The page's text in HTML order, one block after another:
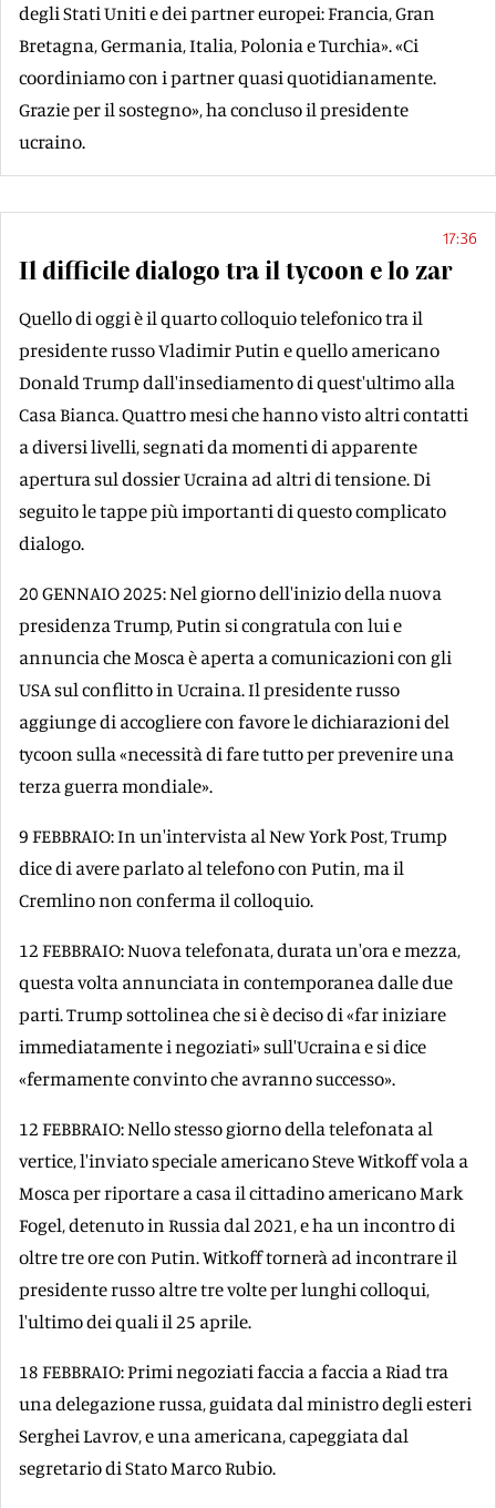
degli Stati Uniti e dei partner europei: Francia, Gran
Bretagna, Germania, Italia, Polonia e Turchia». «Ci
coordiniamo con i partner quasi quotidianamente.
Grazie per il sostegno», ha concluso il presidente
ucraino.
17:36
Il difficile dialogo tra il tycoon e lo zar
Quello di oggi è il quarto colloquio telefonico tra il
presidente russo Vladimir Putin e quello americano
Donald Trump dall'insediamento di quest'ultimo alla
Casa Bianca. Quattro mesi che hanno visto altri contatti
a diversi livelli, segnati da momenti di apparente
apertura sul dossier Ucraina ad altri di tensione. Di
seguito le tappe più importanti di questo complicato
dialogo.
20 GENNAIO 2025: Nel giorno dell'inizio della nuova
presidenza Trump, Putin si congratula con lui e
annuncia che Mosca è aperta a comunicazioni con gli
USA sul conflitto in Ucraina. Il presidente russo
aggiunge di accogliere con favore le dichiarazioni del
tycoon sulla «necessità di fare tutto per prevenire una
terza guerra mondiale».
9 FEBBRAIO: In un'intervista al New York Post, Trump
dice di avere parlato al telefono con Putin, ma il
Cremlino non conferma il colloquio.
12 FEBBRAIO: Nuova telefonata, durata un'ora e mezza,
questa volta annunciata in contemporanea dalle due
parti. Trump sottolinea che si è deciso di «far iniziare
immediatamente i negoziati» sull'Ucraina e si dice
«fermamente convinto che avranno successo».
12 FEBBRAIO: Nello stesso giorno della telefonata al
vertice, l'inviato speciale americano Steve Witkoff vola a
Mosca per riportare a casa il cittadino americano Mark
Fogel, detenuto in Russia dal 2021, e ha un incontro di
oltre tre ore con Putin. Witkoff tornerà ad incontrare il
presidente russo altre tre volte per lunghi colloqui,
l'ultimo dei quali il 25 aprile.
18 FEBBRAIO: Primi negoziati faccia a faccia a Riad tra
una delegazione russa, guidata dal ministro degli esteri
Serghei Lavrov, e una americana, capeggiata dal
segretario di Stato Marco Rubio.